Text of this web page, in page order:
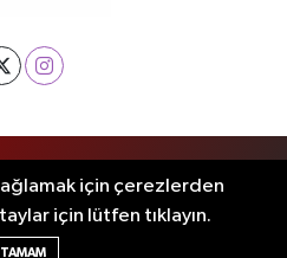
© 2025. Her hakkı saklıdır.
için çerezlerden
için lütfen tıklayın.
TAMAM